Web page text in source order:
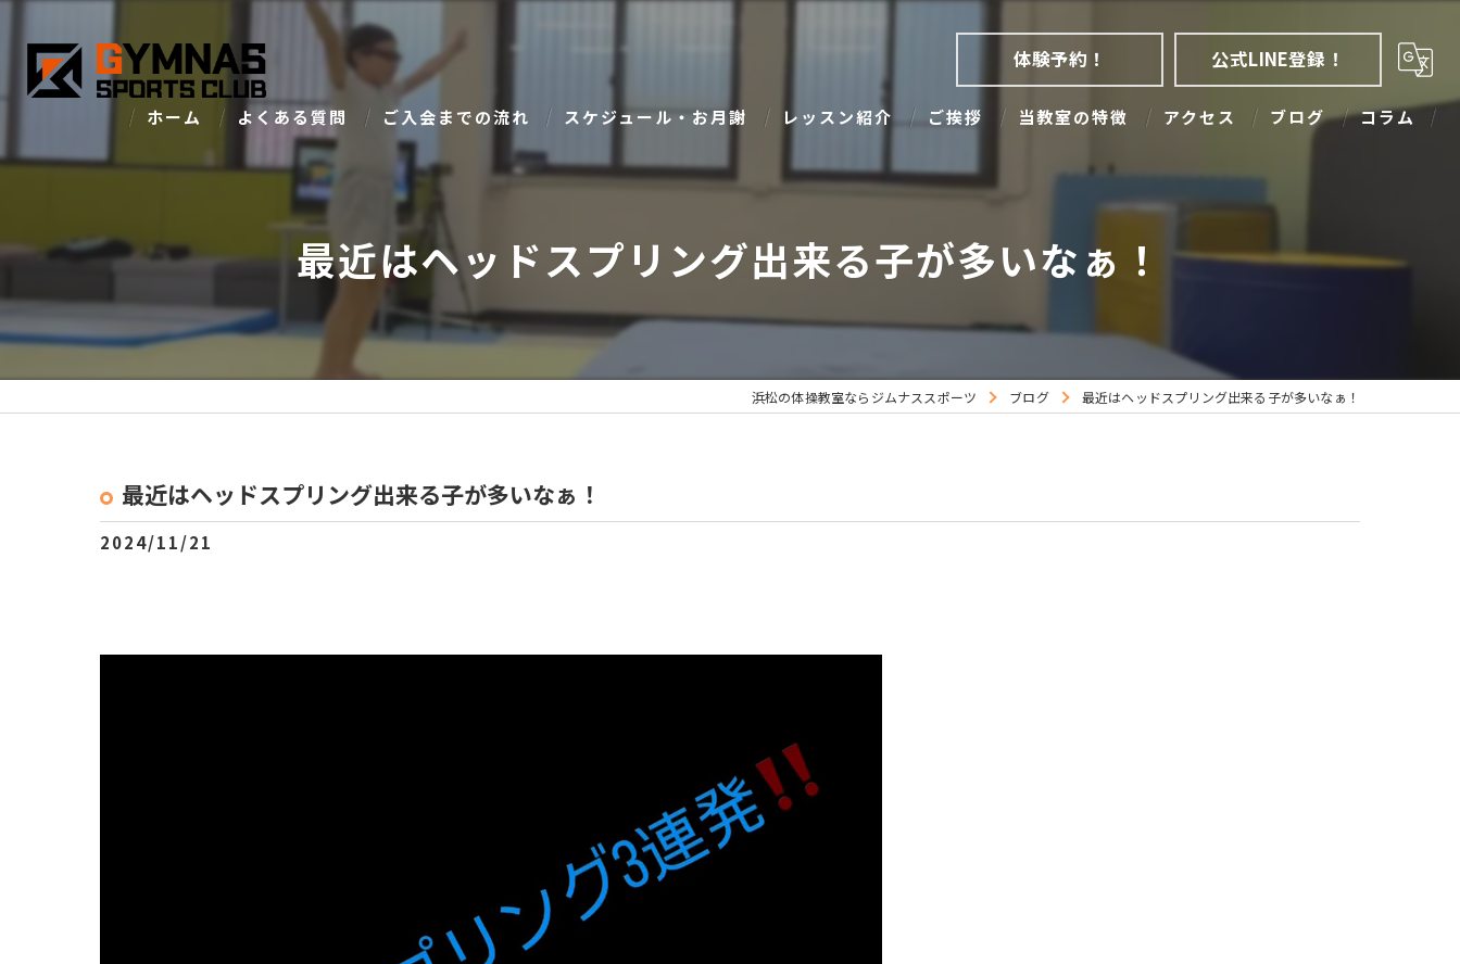
体験予約！ 公式LINE登録！
ホーム よくある質問 ご入会までの流れ スケジュール・お月謝 レッスン紹介 ご挨拶 当教室の特徴
大人
子ども
少人数
アクセス ブログ コラム
最近はヘッドスプリング出来る子が多いなぁ！
浜松の体操教室ならジムナススポーツ ブログ 最近はヘッドスプリング出来る子が多いなぁ！
最近はヘッドスプリング出来る子が多いなぁ！
2024/11/21